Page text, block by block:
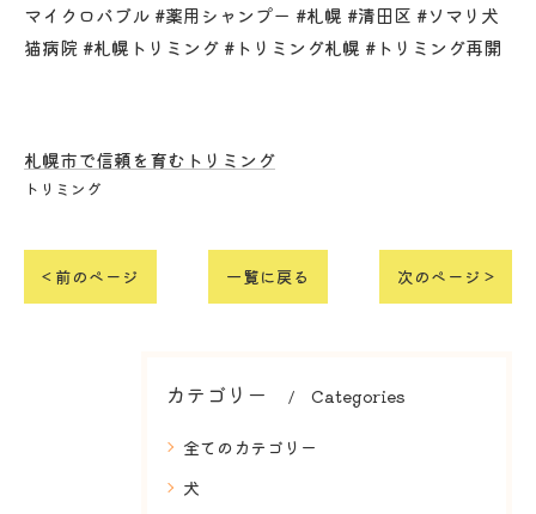
マイクロバブル #薬用シャンプー #札幌 #清田区 #ソマリ犬
猫病院 #札幌トリミング #トリミング札幌 #トリミング再開
札幌市で信頼を育むトリミング
トリミング
< 前のページ 一覧に戻る 次のページ >
カテゴリー Categories
全てのカテゴリー
犬